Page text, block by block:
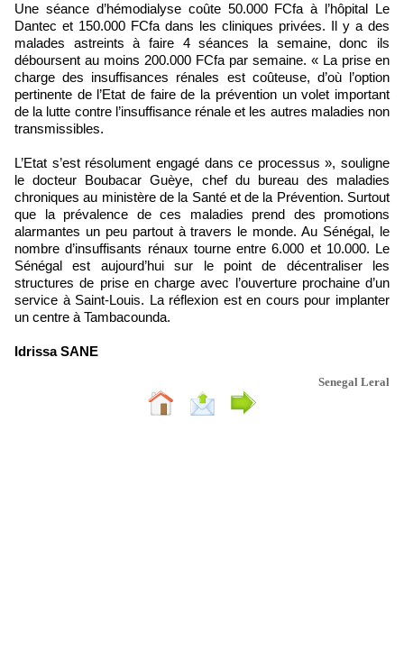
Une séance d’hémodialyse coûte 50.000 FCfa à l’hôpital Le
Dantec et 150.000 FCfa dans les cliniques privées. Il y a des
malades astreints à faire 4 séances la semaine, donc ils
déboursent au moins 200.000 FCfa par semaine. « La prise en
charge des insuffisances rénales est coûteuse, d’où l’option
pertinente de l’Etat de faire de la prévention un volet important
de la lutte contre l’insuffisance rénale et les autres maladies non
transmissibles.
L’Etat s’est résolument engagé dans ce processus », souligne
le docteur Boubacar Guèye, chef du bureau des maladies
chroniques au ministère de la Santé et de la Prévention. Surtout
que la prévalence de ces maladies prend des promotions
alarmantes un peu partout à travers le monde. Au Sénégal, le
nombre d’insuffisants rénaux tourne entre 6.000 et 10.000. Le
Sénégal est aujourd’hui sur le point de décentraliser les
structures de prise en charge avec l’ouverture prochaine d’un
service à Saint-Louis. La réflexion est en cours pour implanter
un centre à Tambacounda.
Idrissa SANE
Senegal Leral